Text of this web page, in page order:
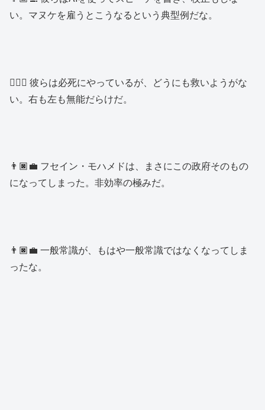
い。マヌケを雇うとこうなるという典型例だな。
👱🏿‍♂️ 彼らは必死にやっているが、どうにも救いようがな
い。右も左も無能だらけだ。
👨🏿‍💼 フセイン・モハメドは、まさにこの政府そのもの
になってしまった。非効率の極みだ。
👨🏿‍💼 一般常識が、もはや一般常識ではなくなってしま
ったな。